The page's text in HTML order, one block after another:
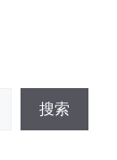
搜索